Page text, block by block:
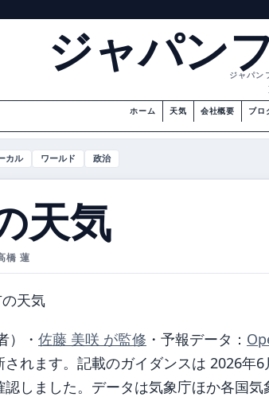
ジャパンジャパン
ホーム 天気 会社概要 ブロ
カル ワールド 政治
天気
橋 蓮
天気
） ・ 佐藤 美咲 が監修 ・ 予報データ：
れます。記載のガイダンスは 2026年6
認しました。データは気象庁ほか各国